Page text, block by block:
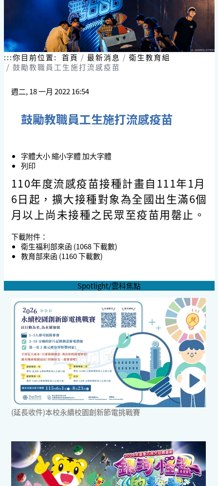
:::你目前位置: 首頁 最新消息
衛生教育組
鼓勵教職員工生施打流感疫苗
週二, 18 一月 2022 16:54
鼓勵教職員工生施打流感疫苗
字體大小縮小字體加大字體
列印
110年度流感疫苗接種計畫自111年1月
6日起，擴大接種對象為全國出生滿6個
月以上尚未接種之民眾至疫苗用罄止。
下載附件：
衛生福利部來函 (1068 下載數)
教育部來函 (1160 下載數)
Spotlight/雲科焦點
(延長收件)本校永續校園創新節電挑戰賽